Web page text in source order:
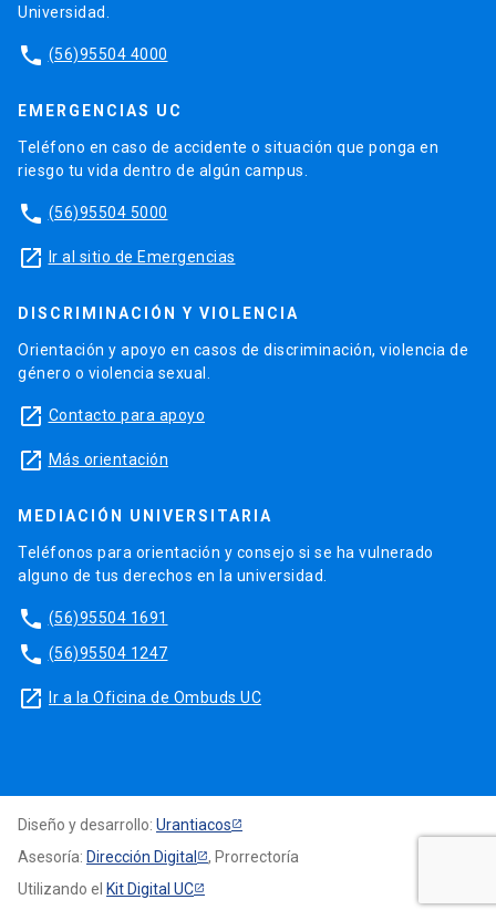
Universidad.
phone (56)95504 4000
EMERGENCIAS UC
Teléfono en caso de accidente o situación que ponga en
riesgo tu vida dentro de algún campus.
phone (56)95504 5000
launch Ir al sitio de Emergencias
DISCRIMINACIÓN Y VIOLENCIA
Orientación y apoyo en casos de discriminación, violencia de
género o violencia sexual.
launch Contacto para apoyo
launch Más orientación
MEDIACIÓN UNIVERSITARIA
Teléfonos para orientación y consejo si se ha vulnerado
alguno de tus derechos en la universidad.
phone (56)95504 1691
phone (56)95504 1247
launch Ir a la Oficina de Ombuds UC
Diseño y desarrollo: Urantiacos
Asesoría: Dirección Digital
, Prorrectoría
Utilizando el Kit Digital UC